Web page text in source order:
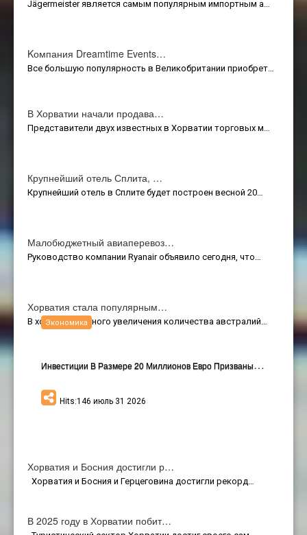
Jägermeister является самым популярным импортным а…
Kомпания Dreamtime Events…
Все большую популярность в Великобритании приобрет…
В Хорватии начали продава…
Представители двух известных в Хорватии торговых м…
Крупнейший отель Сплита, …
Крупнейший отель в Сплите будет построен весной 20…
Малобюджетный авиаперевоз…
Руководство компании Ryanair объявило сегодня, что…
Хорватия стала популярным…
В ходе постоянного увеличения количества австралий…
И
Нвестиции В Размере 20 Миллионов Евро Призваны Оживить Континентальный Хорватский Туризм
Hits:146 июль 31 2026
Экономика
Хорватия и Босния достигли р…
Хорватия и Босния и Герцеговина достигли рекорд…
В 2025 году в Хорватии побит…